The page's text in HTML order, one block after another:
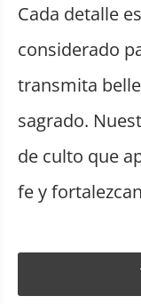
Cada detalle
considerado
transmita
sagrado.
de culto que
fe y